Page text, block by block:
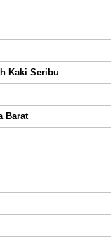
Kaki Seribu
Barat